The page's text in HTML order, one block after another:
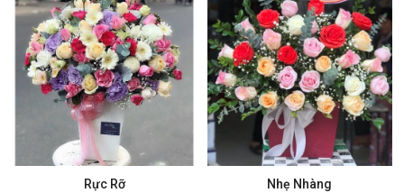
Rực Rỡ
Mua ngay
Nhẹ Nhàng
Mua ngay